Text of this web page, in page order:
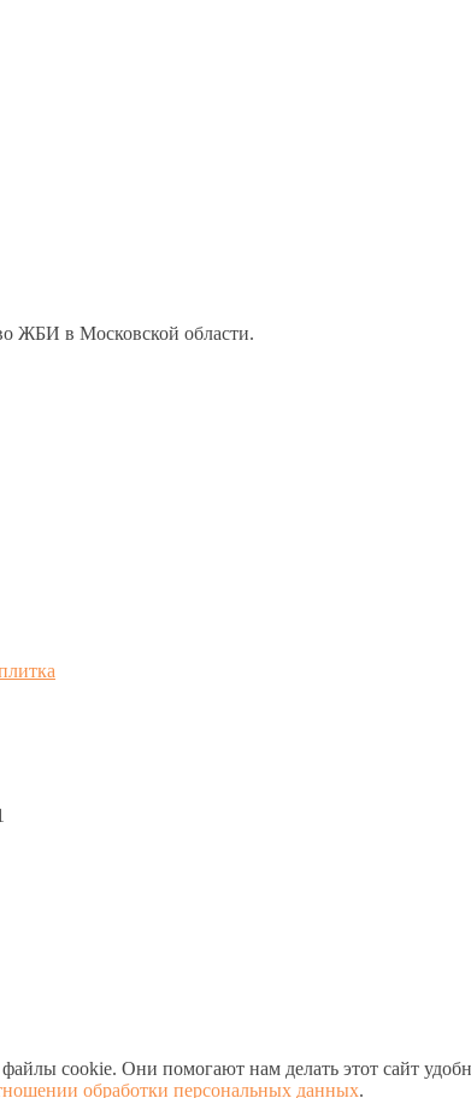
ЖБИ в Московской области.
cookie. Они помогают нам делать этот сайт
обработки персональных данных.